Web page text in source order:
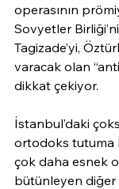
operasının
Sovyetler
Tagizade’yi,
varacak olan
dikkat çekiyor.
İstanbul’daki
ortodoks tutuma
çok daha esnek
bütünleyen diğer